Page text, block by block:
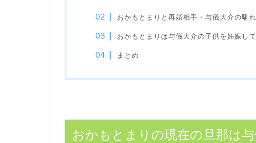
おかもとまりと再婚相手・与儀大介の馴
おかもとまりは与儀大介の子供を妊娠し
まとめ
おかもとまりの現在の旦那は